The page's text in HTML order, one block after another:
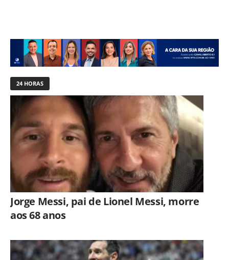
24 HORAS
Jorge Messi, pai de Lionel Messi, morre
aos 68 anos